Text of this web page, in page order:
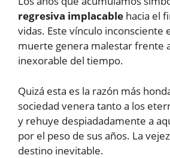
regresiva implacable hacia el
vidas. Este vínculo inconsciente
muerte genera malestar frente
inexorable del tiempo.
Quizá esta es la razón más
sociedad venera tanto a los
y rehuye despiadadamente a
por el peso de sus años. La
destino inevitable.